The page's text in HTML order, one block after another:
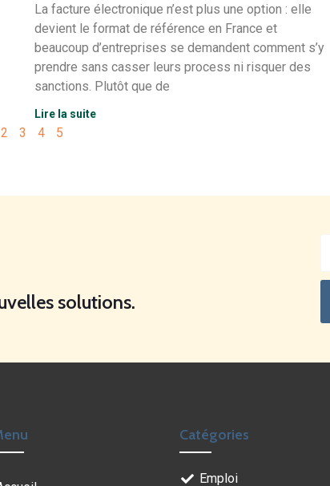
La facture électronique n’est plus une option : elle
devient le format de référence en France et
beaucoup d’entreprises se demandent comment s’y
prendre sans casser leurs process ni risquer des
sanctions. Plutôt que de
Lire la suite
2 3 4 5
solutions.
Catégories
Emploi